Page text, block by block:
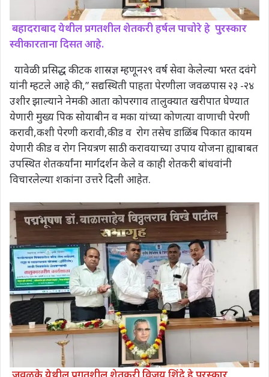
बहादराबाद येथील प्रगतशील शेतकरी हर्षल पाचोरे हे पुरस्कार
स्वीकारताना दिसत आहे.
यावेळी प्रसिद्ध कीटक शास्रज्ञ म्हणून२९ वर्ष सेवा केलेल्या भरत दवंगे
यांनी म्हटले आहे की,” सद्यस्थिती पाहता पेरणीला जवळपास २३ -२४
उशीर झाल्याने नेमकी आता कोपरगाव तालुक्यात खरीपात घेण्यात
येणारी मुख्य पिक सोयाबीन व मका यांच्या कोणत्या वाणाची पेरणी
करावी,कशी पेरणी करावी,कीड व रोग तसेच डाळिंब पिकात कायम
येणारी कीड व रोग नियत्रण साठी करावयाच्या उपाय योजना ह्याबाबत
उपस्थित शेतकर्यांना मार्गदर्शन केले व काही शेतकरी बांधवांनी
विचारलेल्या शकांना उत्तरे दिली आहेत.